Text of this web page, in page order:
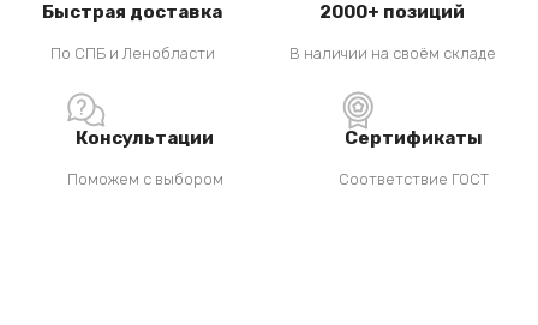
Быстрая доставка
По СПБ и Ленобласти
2000+ позиций
В наличии на своём складе
Консультации
Поможем с выбором
Сертификаты
Соответствие ГОСТ